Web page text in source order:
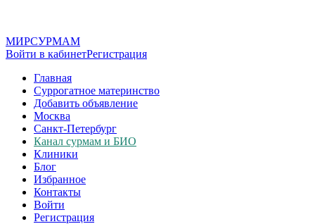
МИРСУРМАМ
Войти в кабинетРегистрация
Главная
Суррогатное материнство
Добавить объявление
Москва
Санкт-Петербург
Канал сурмам и БИО
Клиники
Блог
Избранное
Контакты
Войти
Регистрация